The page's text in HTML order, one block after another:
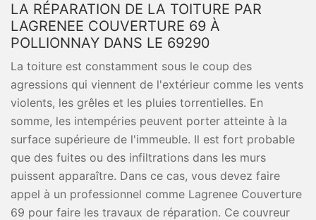
LA RÉPARATION DE LA TOITURE PAR
LAGRENEE COUVERTURE 69 À
POLLIONNAY DANS LE 69290
La toiture est constamment sous le coup des
agressions qui viennent de l'extérieur comme les vents
violents, les grêles et les pluies torrentielles. En
somme, les intempéries peuvent porter atteinte à la
surface supérieure de l'immeuble. Il est fort probable
que des fuites ou des infiltrations dans les murs
puissent apparaître. Dans ce cas, vous devez faire
appel à un professionnel comme Lagrenee Couverture
69 pour faire les travaux de réparation. Ce couvreur